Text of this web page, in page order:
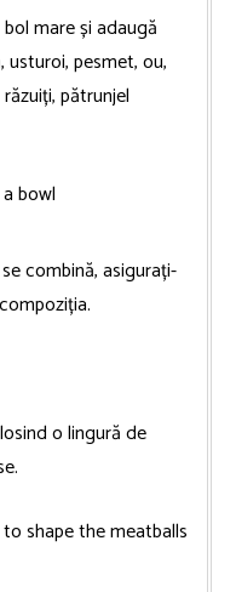
mare și adaugă
pesmet, ou,
pătrunjel
combină, asigurați-
o lingură de